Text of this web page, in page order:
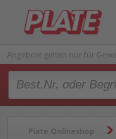
Angebote gelten nur für
Type 2 or more
Plate Onlineshop